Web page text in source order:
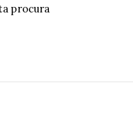
procura